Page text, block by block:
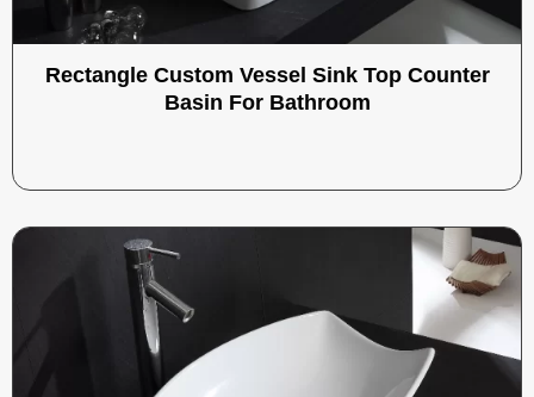
Rectangle Custom Vessel Sink Top Counter
Basin For Bathroom